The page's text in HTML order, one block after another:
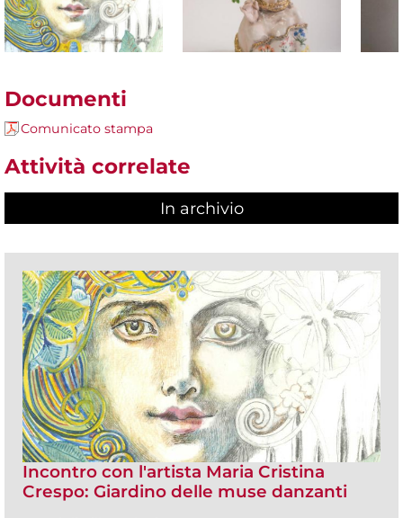
Documenti
Comunicato stampa
Attività correlate
In archivio
Incontro con l'artista Maria Cristina
Crespo: Giardino delle muse danzanti